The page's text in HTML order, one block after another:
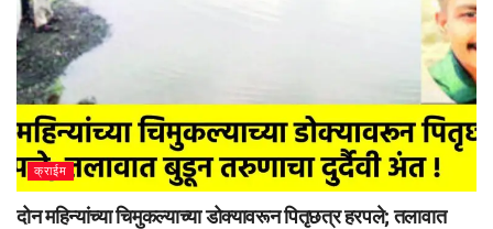
क्राईम
दोन महिन्यांच्या चिमुकल्याच्या डोक्यावरून पितृछत्र हरपले; तलावात